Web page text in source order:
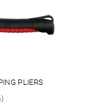
PLIERS